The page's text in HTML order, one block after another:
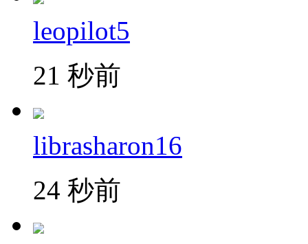
leopilot5
21 秒前
librasharon16
24 秒前